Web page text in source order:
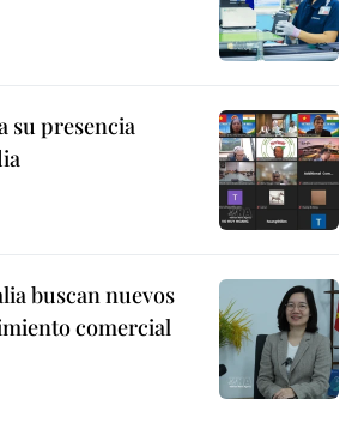
su presencia
buscan nuevos
comercial